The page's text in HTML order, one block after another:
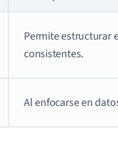
Permite estructurar
consistentes.
Al enfocarse en